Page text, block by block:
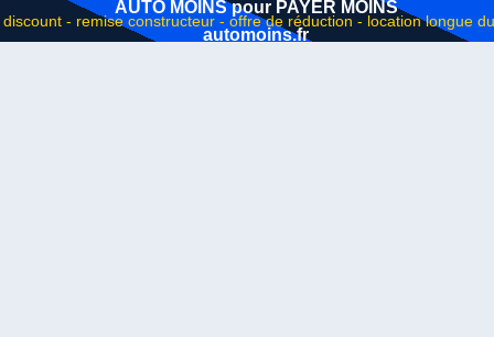
AUTO MOINS pour PAYER MOINS
automoins.fr